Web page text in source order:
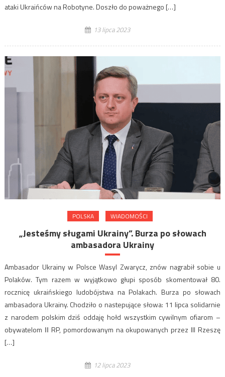
ataki Ukraińców na Robotyne. Doszło do poważnego […]
13 lipca 2023
POLSKA WIADOMOŚCI
„Jesteśmy sługami Ukrainy”. Burza po słowach
ambasadora Ukrainy
Ambasador Ukrainy w Polsce Wasyl Zwarycz, znów nagrabił sobie u
Polaków. Tym razem w wyjątkowo głupi sposób skomentował 80.
rocznicę ukraińskiego ludobójstwa na Polakach. Burza po słowach
ambasadora Ukrainy. Chodziło o nastepujące słowa: 11 lipca solidarnie
z narodem polskim dziś oddaję hołd wszystkim cywilnym ofiarom –
obywatelom ІІ RP, pomordowanym na okupowanych przez III Rzeszę
[…]
12 lipca 2023